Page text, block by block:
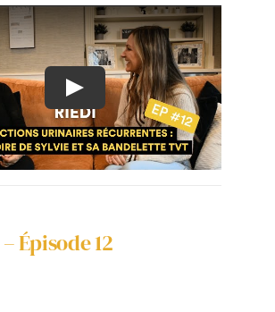
Épisode 12